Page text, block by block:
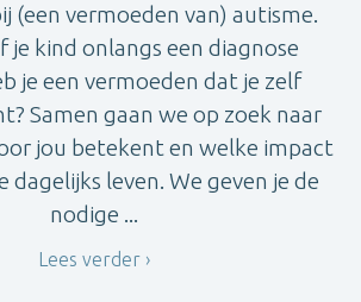
(een vermoeden van) autisme.
je kind onlangs een diagnose
je een vermoeden dat je zelf
Samen gaan we op zoek naar
jou betekent en welke impact
dagelijks leven. We geven je de
nodige ...
Lees verder